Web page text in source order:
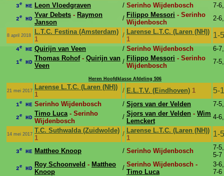
3e HE Leon Vloedgraven / Serinho Wijdenbosch 7-
2e HD
Yvar Debets - Raymon
Janson
/ Filippo Messori - Serinho
Wijdenbosch
2-
8 april 2018
L.T.C. Festina (Amsterdam)
1
/ Larense L.T.C. (Laren (NH))
1
1-5
4e HE Quirijn van Veen / Serinho Wijdenbosch 6-
1e HD
Thomas Rohof- Quirijn van
Veen
/ Filippo Messori - Serinho
Wijdenbosch
7-
Heren Hoofdklasse Afdeling 506
21 mei 2017 Larense L.T.C. (Laren (NH))
1
/ E.L.T.V. (Eindhoven) 1 5-1
1e HE Serinho Wijdenbosch / Sjors van der Velden 7-
2e HD
Timo Luca- Serinho
Wijdenbosch
/ Sjors van der Velden - Wim
Lemckert
4-
14 mei 2017 T.C. Suthwalda (Zuidwolde)
1
/ Larense L.T.C. (Laren (NH))
1
1-5
3e HE Mattheo Knoop / Serinho Wijdenbosch
7-
5-7
2e HD
Roy Schoonveld - Mattheo
Knoop
/ Serinho Wijdenbosch -
Timo Luca
3-
7-6